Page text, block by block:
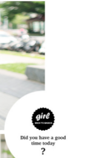
home
後付」服務完成之交
關給付款項請求債
意方可使用
本公司不負相關責
戶狀況，依本公司即
公司將視審查結果